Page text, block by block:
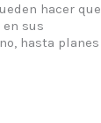
hacer que
sus
hasta planes